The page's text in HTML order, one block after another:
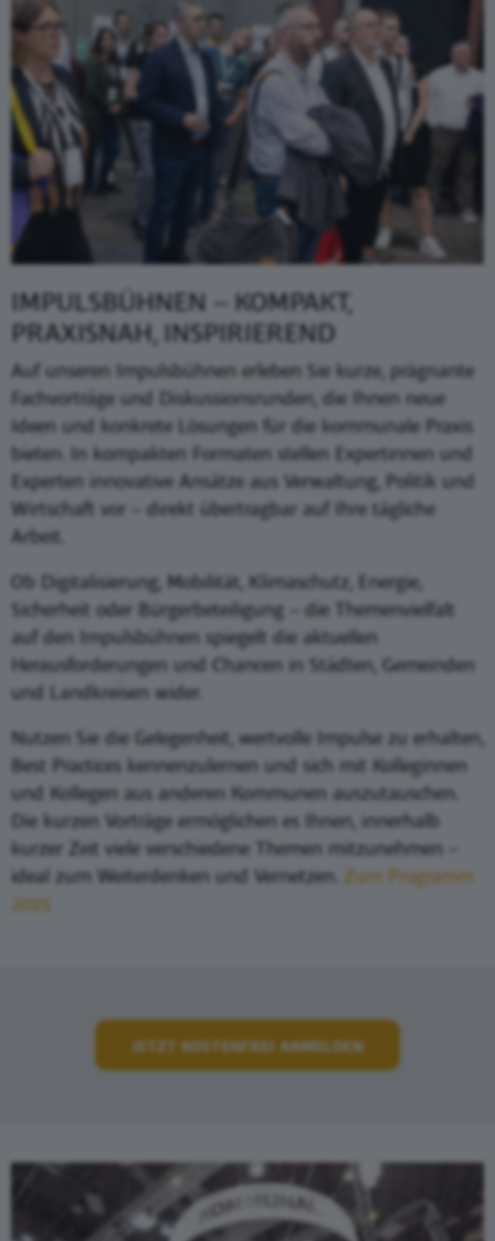
IMPULSBÜHNEN – KOMPAKT,
PRAXISNAH, INSPIRIEREND
Auf unseren Impulsbühnen erleben Sie kurze, prägnante
Fachvorträge und Diskussionsrunden, die Ihnen neue
Ideen und konkrete Lösungen für die kommunale Praxis
bieten. In kompakten Formaten stellen Expertinnen und
Experten innovative Ansätze aus Verwaltung, Politik und
Wirtschaft vor – direkt übertragbar auf Ihre tägliche
Arbeit.
Ob Digitalisierung, Mobilität, Klimaschutz, Energie,
Sicherheit oder Bürgerbeteiligung – die Themenvielfalt
auf den Impulsbühnen spiegelt die aktuellen
Herausforderungen und Chancen in Städten, Gemeinden
und Landkreisen wider.
Nutzen Sie die Gelegenheit, wertvolle Impulse zu erhalten,
Best Practices kennenzulernen und sich mit Kolleginnen
und Kollegen aus anderen Kommunen auszutauschen.
Die kurzen Vorträge ermöglichen es Ihnen, innerhalb
kurzer Zeit viele verschiedene Themen mitzunehmen –
ideal zum Weiterdenken und Vernetzen. Zum Programm
2025
JETZT KOSTENFREI ANMELDEN